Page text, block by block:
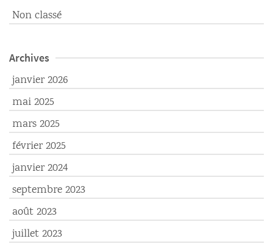
Non classé
Archives
janvier 2026
mai 2025
mars 2025
février 2025
janvier 2024
septembre 2023
août 2023
juillet 2023